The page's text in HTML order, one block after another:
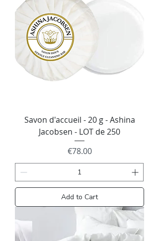
Savon d'accueil - 20 g - Ashina
Jacobsen - LOT de 250
Price
€78.00
Add to Cart